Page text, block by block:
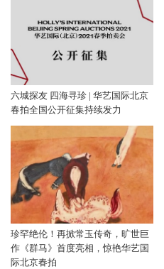
六城探友 四海寻珍 | 华艺国际北京
春拍全国公开征集持续发力
珍罕绝伦！再掀常玉传奇，旷世巨
作《群马》首度亮相，惊艳华艺国
际北京春拍